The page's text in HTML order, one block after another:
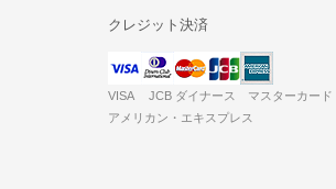
クレジット決済
VISA JCB ダイナース マスターカー
アメリカン・エキスプレス